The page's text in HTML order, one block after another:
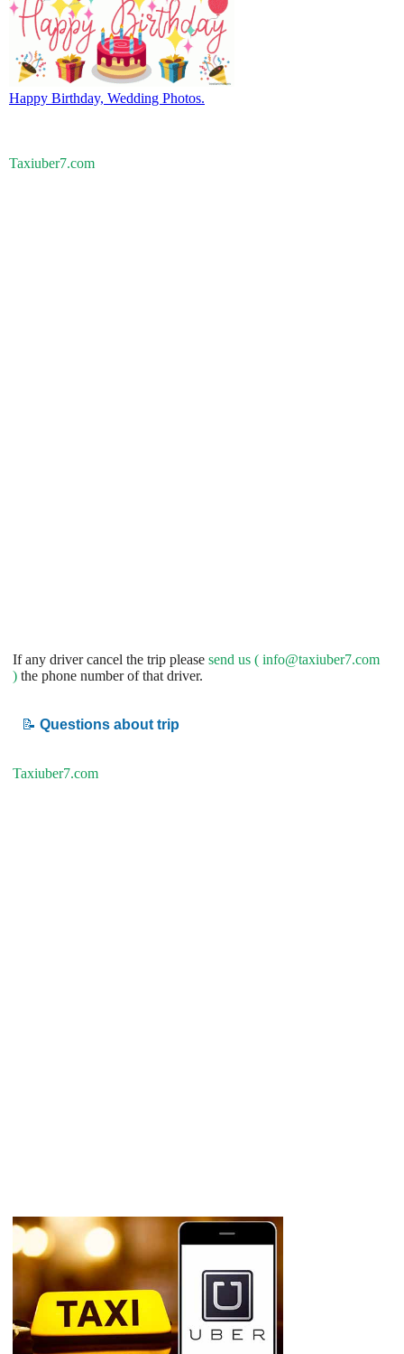
Happy Birthday, Wedding Photos.
Taxiuber7.com
If any driver cancel the trip please send us ( info@taxiuber7.com
) the phone number of that driver.
📝 Questions about trip
Taxiuber7.com